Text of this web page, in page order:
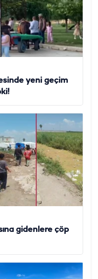
yeni geçim
gidenlere çöp